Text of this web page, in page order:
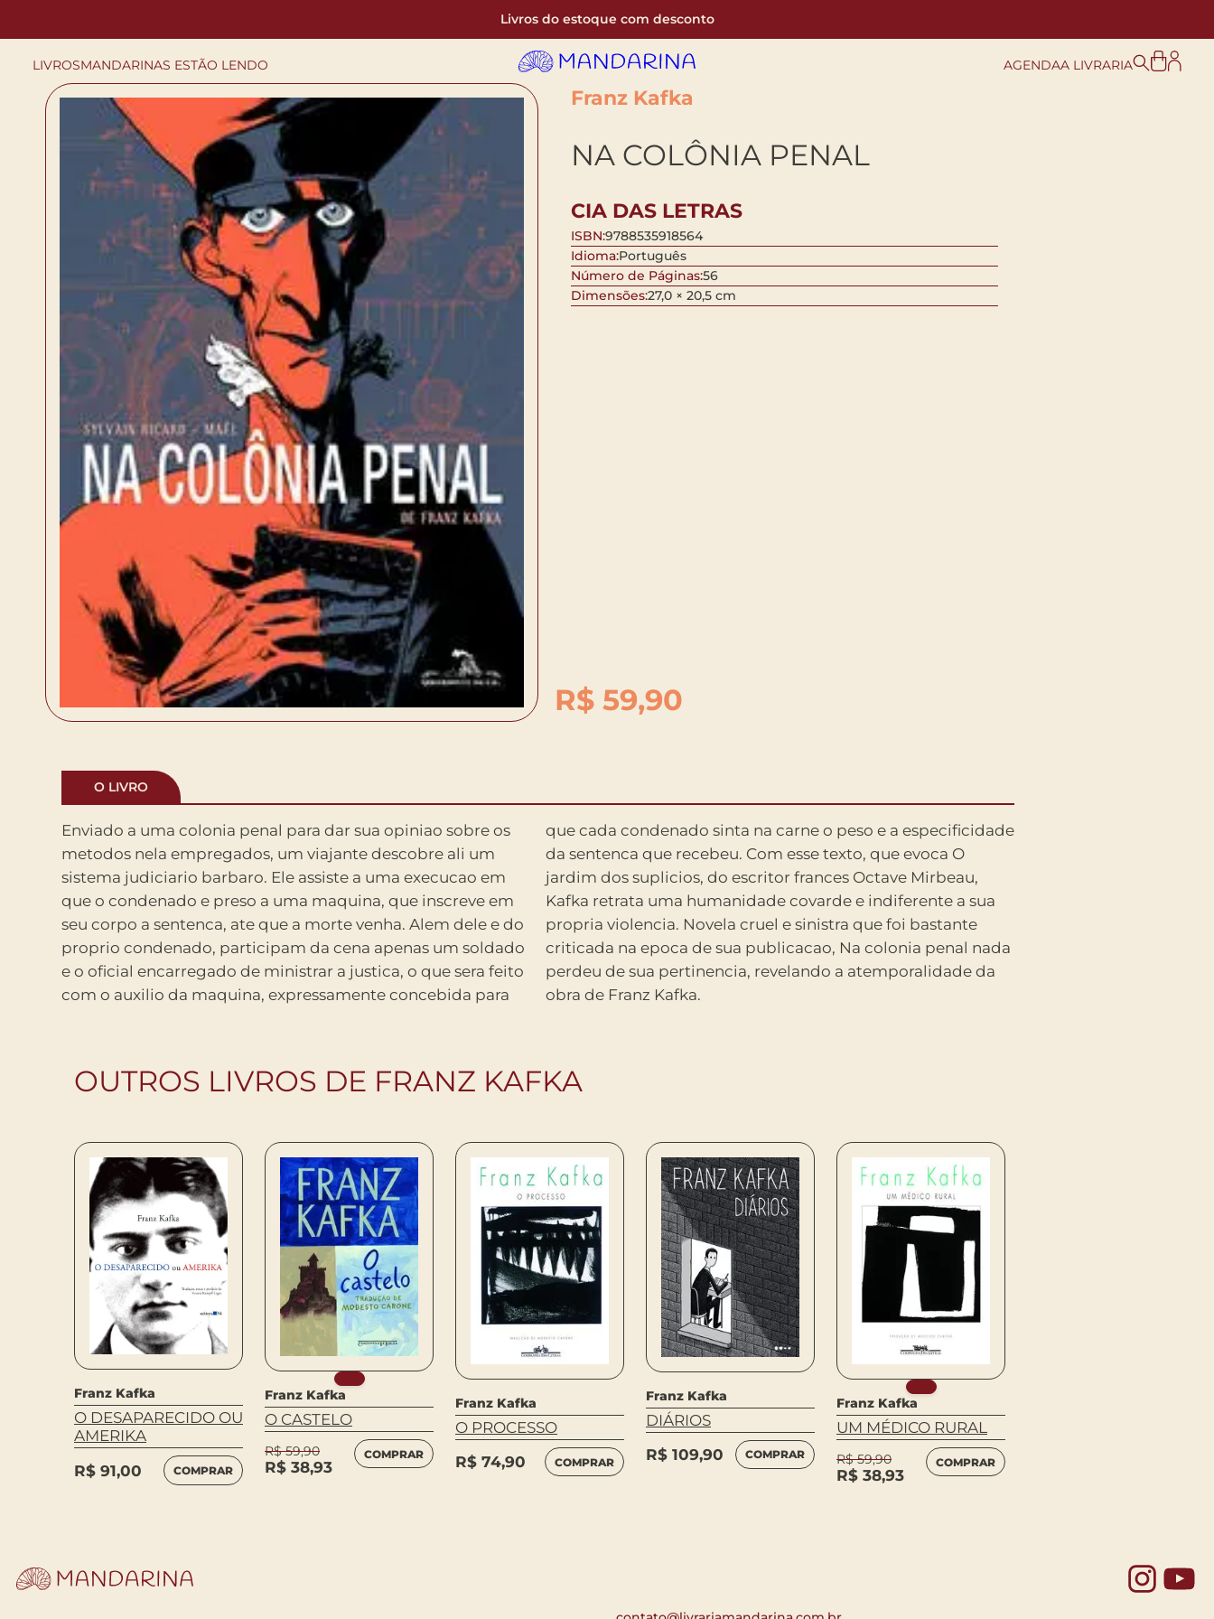
Livros do estoque com desconto
LIVROSMANDARINAS ESTÃO LENDO AGENDAA LIVRARIA
Franz Kafka
NA COLÔNIA PENAL
CIA DAS LETRAS
ISBN:9788535918564
Idioma:Português
Número de Páginas:56
Dimensões:27,0 × 20,5 cm
R$59,90
O LIVRO
Enviado a uma colonia penal para dar sua opiniao sobre os
metodos nela empregados, um viajante descobre ali um
sistema judiciario barbaro. Ele assiste a uma execucao em
que o condenado e preso a uma maquina, que inscreve em
seu corpo a sentenca, ate que a morte venha. Alem dele e do
proprio condenado, participam da cena apenas um soldado
e o oficial encarregado de ministrar a justica, o que sera feito
com o auxilio da maquina, expressamente concebida para
que cada condenado sinta na carne o peso e a especificidade
da sentenca que recebeu. Com esse texto, que evoca O
jardim dos suplicios, do escritor frances Octave Mirbeau,
Kafka retrata uma humanidade covarde e indiferente a sua
propria violencia. Novela cruel e sinistra que foi bastante
criticada na epoca de sua publicacao, Na colonia penal nada
perdeu de sua pertinencia, revelando a atemporalidade da
obra de Franz Kafka.
OUTROS LIVROS DE FRANZ KAFKA
Franz Kafka
O DESAPARECIDO OU
AMERIKA
R$ 91,00 COMPRAR
Franz Kafka
O CASTELO
R$59,90
R$ 38,93
COMPRAR
Franz Kafka
O PROCESSO
R$ 74,90 COMPRAR
Franz Kafka
DIÁRIOS
R$ 109,90 COMPRAR
Franz Kafka
UM MÉDICO RURAL
R$59,90
R$ 38,93
COMPRAR